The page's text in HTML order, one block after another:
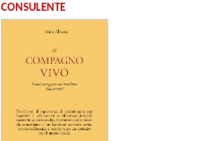
CONSULENTE